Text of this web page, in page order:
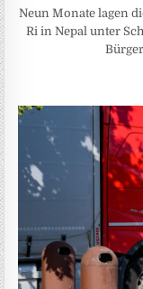
Neun Monate lagen
Ri in Nepal unter